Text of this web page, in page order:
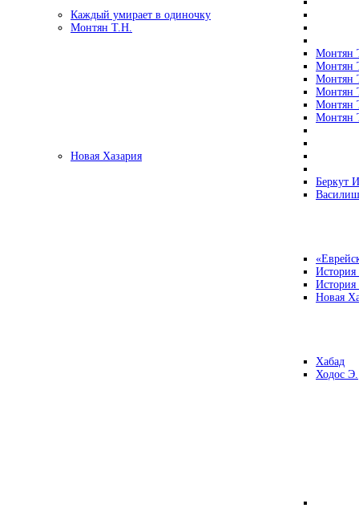
Каждый умирает в одиночку
Монтян Т.Н.
Монтян
Монтян
Монтян
Монтян
Монтян
Монтян
Новая Хазария
Беркут
Новая
Хабад
Ходос Э.